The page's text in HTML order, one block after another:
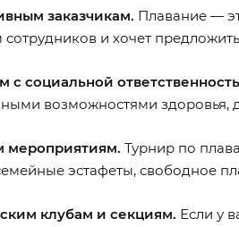
заказчикам. Плавание —
и хочет
с социальной
возможностями здоровья,
Турнир по
эстафеты, свободное
клубам и секциям. Если у